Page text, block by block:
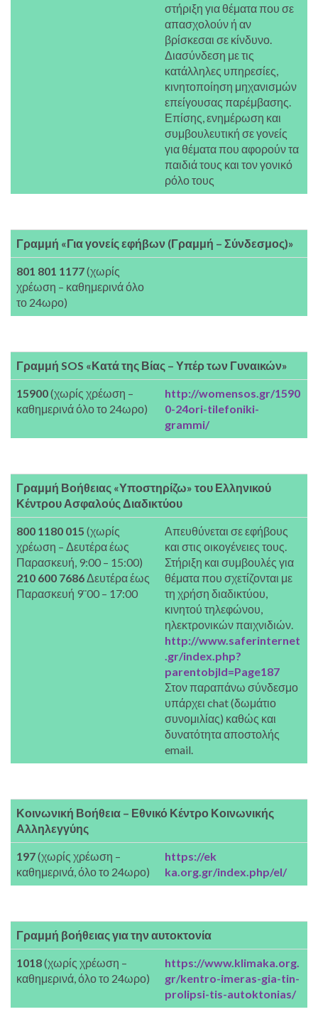
στήριξη για θέματα που σε
απασχολούν ή αν
βρίσκεσαι σε κίνδυνο.
Διασύνδεση με τις
κατάλληλες υπηρεσίες,
κινητοποίηση μηχανισμών
επείγουσας παρέμβασης.
Επίσης, ενημέρωση και
συμβουλευτική σε γονείς
για θέματα που αφορούν τα
παιδιά τους και τον γονικό
ρόλο τους
Γραμμή «Για γονείς εφήβων (Γραμμή – Σύνδεσμος)»
801 801 1177(χωρίς
χρέωση – καθημερινά όλο
το 24ωρο)
Γραμμή SOS «Κατά της Βίας – Υπέρ των Γυναικών»
15900(χωρίς χρέωση –
καθημερινά όλο το 24ωρο)
http://womensos.gr/1590
0-24ori-tilefoniki-
grammi/
Γραμμή Βοήθειας «Υποστηρίζω» του Ελληνικού
Κέντρου Ασφαλούς Διαδικτύου
800 1180 015 (χωρίς
χρέωση – Δευτέρα έως
Παρασκευή, 9:00 – 15:00)
210 600 7686Δευτέρα έως
Παρασκευή 9¨00 – 17:00
Απευθύνεται σε εφήβους
και στις οικογένειες τους.
Στήριξη και συμβουλές για
θέματα που σχετίζονται με
τη χρήση διαδικτύου,
κινητού τηλεφώνου,
ηλεκτρονικών παιχνιδιών.
http://www.saferinternet
.gr/index.php?
parentobjId=Page187
Στον παραπάνω σύνδεσμο
υπάρχει chat (δωμάτιο
συνομιλίας) καθώς και
δυνατότητα αποστολής
email.
Κοινωνική Βοήθεια – Εθνικό Κέντρο Κοινωνικής
Αλληλεγγύης
197(χωρίς χρέωση –
καθημερινά, όλο το 24ωρο)
https://ek
ka.org.gr/index.php/el/
Γραμμή βοήθειας για την αυτοκτονία
1018(χωρίς χρέωση –
καθημερινά, όλο το 24ωρο)
https://www.klimaka.org.
gr/kentro-imeras-gia-tin-
prolipsi-tis-autoktonias/